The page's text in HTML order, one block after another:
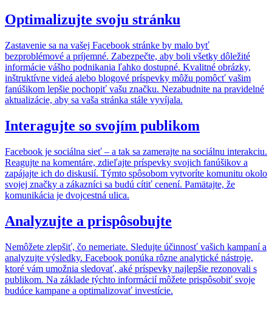
Optimalizujte svoju stránku
Zastavenie sa na vašej Facebook stránke by malo byť
bezproblémové a príjemné. Zabezpečte, aby boli všetky dôležité
informácie vášho podnikania ľahko dostupné. Kvalitné obrázky,
inštruktívne videá alebo blogové príspevky môžu pomôcť vašim
fanúšikom lepšie pochopiť vašu značku. Nezabudnite na pravidelné
aktualizácie, aby sa vaša stránka stále vyvíjala.
Interagujte so svojím publikom
Facebook je sociálna sieť – a tak sa zamerajte na sociálnu interakciu.
Reagujte na komentáre, zdieľajte príspevky svojich fanúšikov a
zapájajte ich do diskusií. Týmto spôsobom vytvoríte komunitu okolo
svojej značky a zákazníci sa budú cítiť cenení. Pamätajte, že
komunikácia je dvojcestná ulica.
Analyzujte a prispôsobujte
Nemôžete zlepšiť, čo nemeriate. Sledujte účinnosť vašich kampaní a
analyzujte výsledky. Facebook ponúka rôzne analytické nástroje,
ktoré vám umožnia sledovať, aké príspevky najlepšie rezonovali s
publikom. Na základe týchto informácií môžete prispôsobiť svoje
budúce kampane a optimalizovať investície.